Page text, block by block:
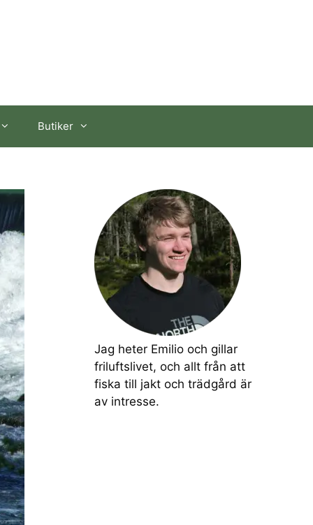
Butiker
Jag heter Emilio och gillar
friluftslivet, och allt från att
fiska till jakt och trädgård är
av intresse.